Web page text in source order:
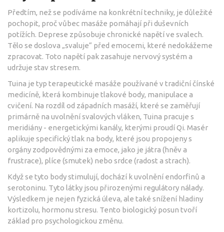
Předtím, než se podíváme na konkrétní techniky, je důležité
pochopit, proč vůbec masáže pomáhají při duševních
potížích. Deprese způsobuje chronické napětí ve svalech.
Tělo se doslova „svaluje“ před emocemi, které nedokážeme
zpracovat. Toto napětí pak zasahuje nervový systém a
udržuje stav stresem.
Tuina je typ terapeutické masáže používané v tradiční čínské
medicíně, která kombinuje tlakové body, manipulace a
cvičení. Na rozdíl od západních masáží, které se zaměřují
primárně na uvolnění svalových vláken, Tuina pracuje s
meridiány - energetickými kanály, kterými proudí Qi. Masér
aplikuje specifický tlak na body, které jsou propojeny s
orgány zodpovědnými za emoce, jako je játra (hněv a
frustrace), plíce (smutek) nebo srdce (radost a strach).
Když se tyto body stimulují, dochází k uvolnění endorfinů a
serotoninu. Tyto látky jsou přirozenými regulátory nálady.
Výsledkem je nejen fyzická úleva, ale také snížení hladiny
kortizolu, hormonu stresu. Tento biologický posun tvoří
základ pro psychologickou změnu.